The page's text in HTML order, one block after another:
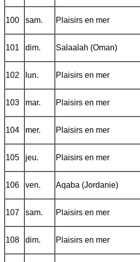
100 sam. Plaisirs en mer
101 dim. Salaalah (Oman)
102 lun. Plaisirs en mer
103 mar. Plaisirs en mer
104 mer. Plaisirs en mer
105 jeu. Plaisirs en mer
106 ven. Aqaba (Jordanie)
107 sam. Plaisirs en mer
108 dim. Plaisirs en mer